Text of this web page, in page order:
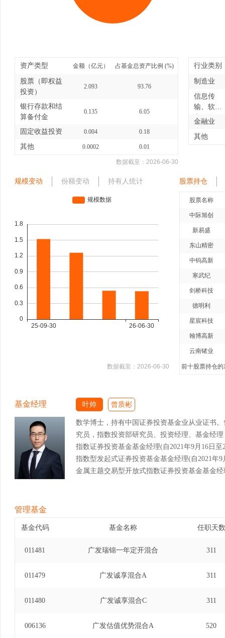
资产类型 金额（亿元） 占基金总资产比例 (%)
股票（即权益
投资）
2.093 93.76
银行存款和结
算备付金
0.135 6.05
固定收益投资 0.004 0.18
其他 0.0002 0.01
数据截至： 2026-06-30
行业类别
制造业
信息传
输、软件
和信息
金融业
其他
规模变动 份额变动 持有人统计
数据截至： 2026-06-30
股票持仓
股票名称
中际旭创
新易盛
东山精密
中钨高新
寒武纪
剑桥科技
德明利
星宸科技
翰博高新
云南锗业
前十股票持仓的
基金经理 叶帅 曾质彬
数学博士，持有中国证券投资基金业从业证书
究员，指数投资部研究员、投资经理、基金经
指数证券投资基金基金经理(自2021年9月16日
指数型发起式证券投资基金基金经理(自2021年
金属主题交易型开放式指数证券投资基金基金经
金基金经理(自2022年4月21日至2025年12月17日
管理基金
基金代码 基金名称 任职天数
011481 广发瑞锦一年定开混合 311
011479 广发诚享混合A 311
011480 广发诚享混合C 311
006136 广发估值优势混合A 520